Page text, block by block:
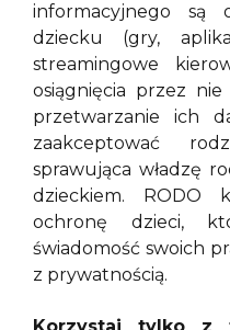
informacyjnego są
dziecku (gry,
streamingowe
osiągnięcia przez
przetwarzanie ich
zaakceptować
sprawująca władzę
dzieckiem. RODO
ochronę dzieci,
świadomość swoich
z prywatnością.
Korzystaj tylko z